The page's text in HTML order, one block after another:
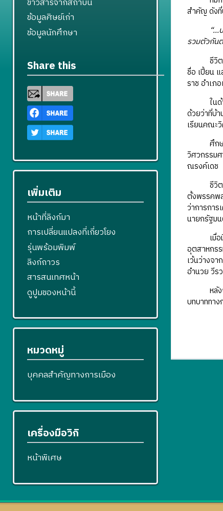
สำคัญ ดังที่
รวมตัวกัน
ชีวิตเบื้อ
ชื่อ เปี้ยน
ราช อำเภ
ในด้านก
ด้วยว่าที่บ้
เรียนคณะ
ศึกษาจบ
วิศวกรรม
ณรงค์เดช
ชีวิตที่เข้
ตั้งพรรคพ
ว่าการการ
นายกรัฐม
เมื่อมีกา
อุตสาหกร
เว้นว่างจ
อำนวย วีร
หลังจา
บทบาททา
ข้อมูลศิษย์เก่า
ข้อมูลนักศึกษา
Share this
เพิ่มเติม
หน้าที่ลิงก์มา
การเปลี่ยนแปลงที่เกี่ยวโยง
รุ่นพร้อมพิมพ์
ลิงก์ถาวร
สารสนเทศหน้า
ดูปูมของหน้านี้
หมวดหมู่
บุคคลสำคัญทางการเมือง
เครื่องมือวิกิ
หน้าพิเศษ